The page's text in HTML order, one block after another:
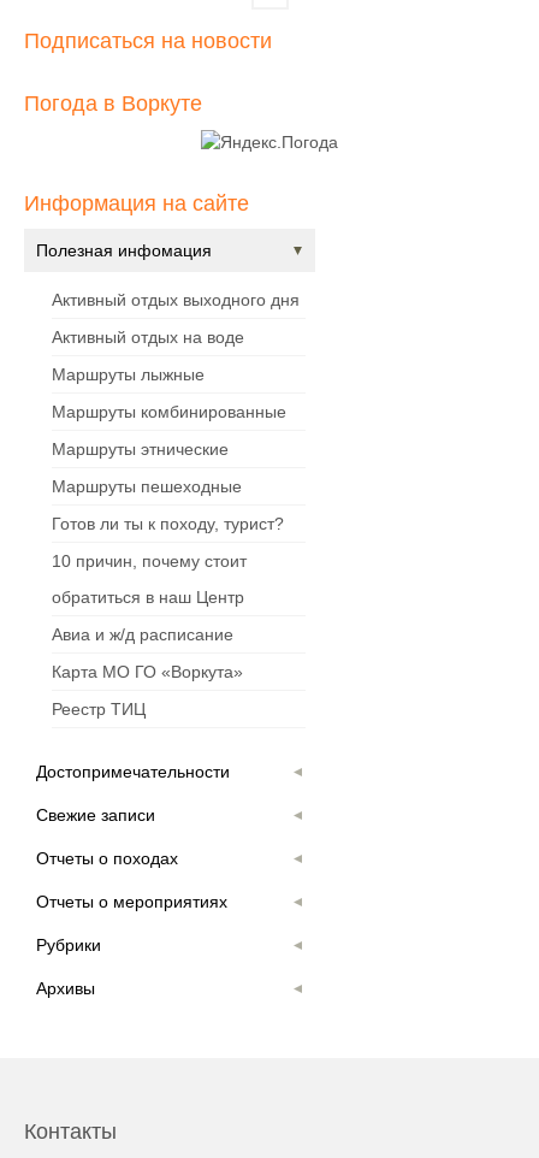
Подписаться на новости
Погода в Воркуте
Информация на сайте
Полезная инфомация
Активный отдых выходного дня
Активный отдых на воде
Маршруты лыжные
Маршруты комбинированные
Маршруты этнические
Маршруты пешеходные
Готов ли ты к походу, турист?
10 причин, почему стоит
обратиться в наш Центр
Авиа и ж/д расписание
Карта МО ГО «Воркута»
Реестр ТИЦ
Достопримечательности
Свежие записи
Отчеты о походах
Отчеты о мероприятиях
Рубрики
Архивы
Контакты